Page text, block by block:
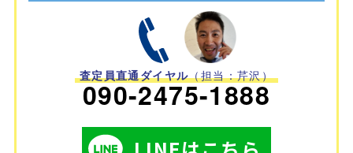
査定員直通ダイヤル（担当：芹沢）
090-2475-1888